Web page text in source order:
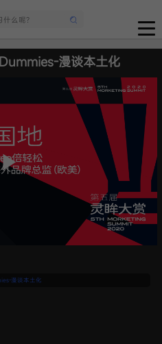
漫谈本土化
漫谈本土化